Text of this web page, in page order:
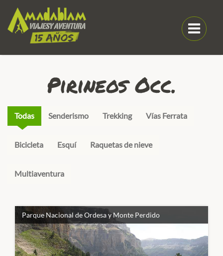
Pirineos Occ.
Todas Senderismo Trekking Vías Ferrata
Bicicleta Esquí Raquetas de nieve
Multiaventura
Parque Nacional de Ordesa y Monte Perdido